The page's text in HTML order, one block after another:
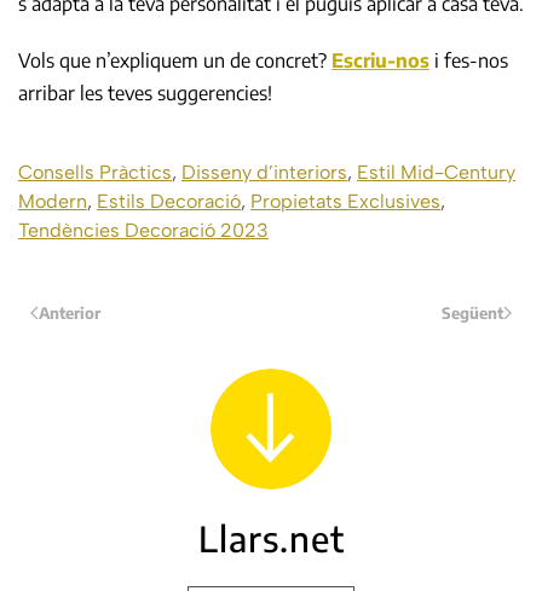
Vols que n’expliquem un de concret? Escriu-nos i fes-nos
arribar les teves suggerencies!
Consells Pràctics, Disseny d’interiors, Estil Mid-Century
Modern, Estils Decoració, Propietats Exclusives,
Tendències Decoració 2023
Anterior Següent
Llars.net